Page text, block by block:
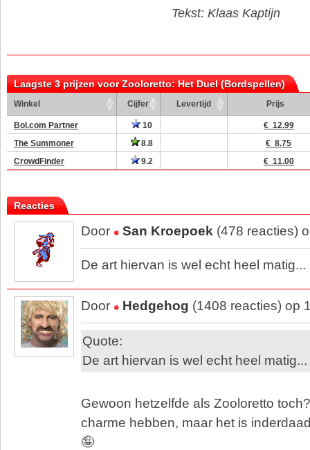
Tekst: Klaas Kaptijn
Laagste 3 prijzen voor Zooloretto: Het Duel (Bordspellen)
Winkel Cijfer Levertijd Prijs
Bol.com Partner 10
€ 12.99
The Summoner
8.8
€ 8.75
CrowdFinder
9.2 € 11.00
Reacties
Door San Kroepoek (478 reacties)
De art hiervan is wel echt heel matig...
Door Hedgehog (1408 reacties) op
Quote:
De art hiervan is wel echt heel matig...
Gewoon hetzelfde als Zooloretto
charme hebben, maar het is
🤪